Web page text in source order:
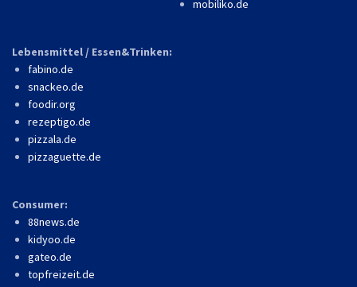
mobiliko.de
Lebensmittel / Essen&Trinken:
fabino.de
snackeo.de
foodir.org
rezeptigo.de
pizzala.de
pizzaguette.de
Consumer:
88news.de
kidyoo.de
gateo.de
topfreizeit.de